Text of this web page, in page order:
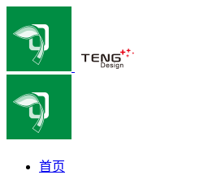
首页